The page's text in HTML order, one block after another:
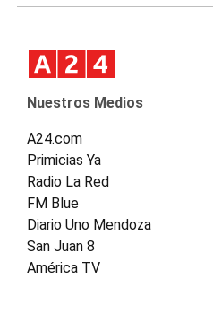
Nuestros Medios
A24.com
Primicias Ya
Radio La Red
FM Blue
Diario Uno Mendoza
San Juan 8
América TV